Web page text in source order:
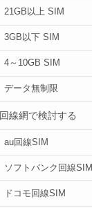
21GB以上 SIM
3GB以下 SIM
4～10GB SIM
データ無制限
回線網で検討する
au回線SIM
ソフトバンク回線SIM
ドコモ回線SIM